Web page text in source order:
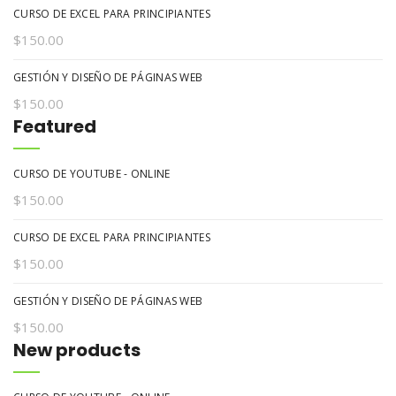
CURSO DE EXCEL PARA PRINCIPIANTES
$150.00
GESTIÓN Y DISEÑO DE PÁGINAS WEB
$150.00
Featured
CURSO DE YOUTUBE - ONLINE
$150.00
CURSO DE EXCEL PARA PRINCIPIANTES
$150.00
GESTIÓN Y DISEÑO DE PÁGINAS WEB
$150.00
New products